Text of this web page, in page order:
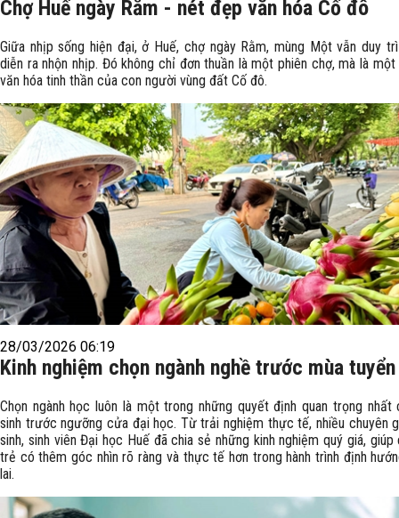
Chợ Huế ngày Rằm - nét đẹp văn hóa Cố đô
Giữa nhịp sống hiện đại, ở Huế, chợ ngày Rằm, mùng Một vẫn duy
diễn ra nhộn nhịp. Đó không chỉ đơn thuần là một phiên chợ, mà là
văn hóa tinh thần của con người vùng đất Cố đô.
28/03/2026 06:19
Kinh nghiệm chọn ngành nghề trước mùa
Chọn ngành học luôn là một trong những quyết định quan trọng nhất
sinh trước ngưỡng cửa đại học. Từ trải nghiệm thực tế, nhiều chuyên
sinh, sinh viên Đại học Huế đã chia sẻ những kinh nghiệm quý giá, giúp
trẻ có thêm góc nhìn rõ ràng và thực tế hơn trong hành trình định
lai.